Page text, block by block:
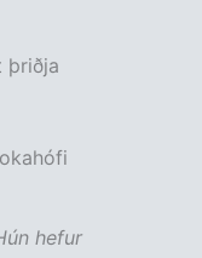
þriðja
hefur